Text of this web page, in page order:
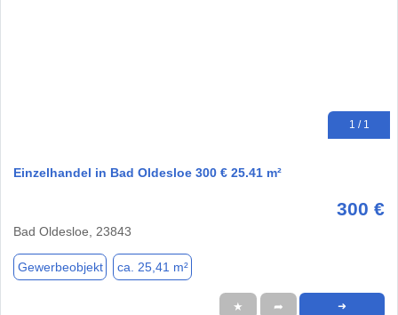
1 / 1
Einzelhandel in Bad Oldesloe 300 € 25.41 m²
300 €
Bad Oldesloe, 23843
Gewerbeobjekt ca. 25,41 m²
★ ➦ ➜